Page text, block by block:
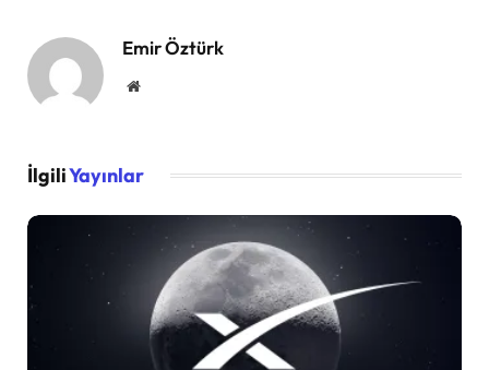
Emir Öztürk
Website
İlgiliYayınlar